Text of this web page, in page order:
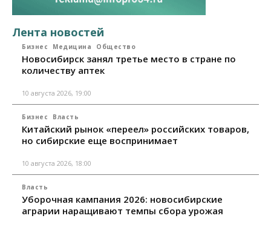
Лента новостей
Бизнес Медицина Общество
Новосибирск занял третье место в стране по
количеству аптек
10 августа 2026, 19:00
Бизнес Власть
Китайский рынок «переел» российских товаров,
но сибирские еще воспринимает
10 августа 2026, 18:00
Власть
Уборочная кампания 2026: новосибирские
аграрии наращивают темпы сбора урожая